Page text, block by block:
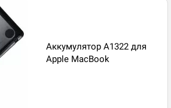
Аккумулятор A1322 для
Apple MacBook